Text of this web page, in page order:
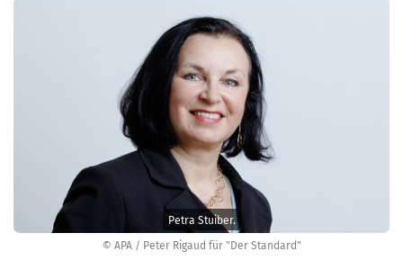
© APA / Peter Rigaud für "Der Standard"
Petra Stuiber.